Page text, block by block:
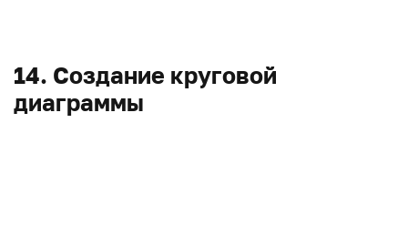
14. Создание круговой
диаграммы